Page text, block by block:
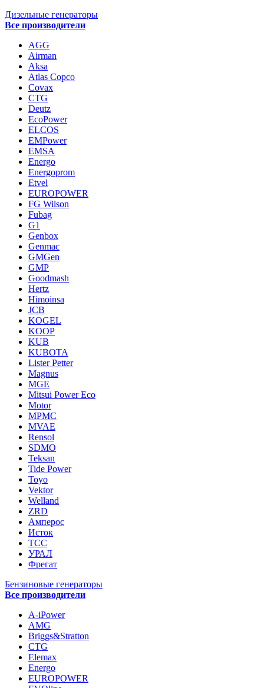
Дизельные генераторы
Все производители
AGG
Airman
Aksa
Atlas Copco
Covax
CTG
Deutz
EcoPower
ELCOS
EMPower
EMSA
Energo
Energoprom
Etvel
EUROPOWER
FG Wilson
Fubag
G1
Genbox
Genmac
GMGen
GMP
Goodmash
Hertz
Himoinsa
JCB
KOGEL
KOOP
KUB
KUBOTA
Lister Petter
Magnus
MGE
Mitsui Power Eco
Motor
MPMC
MVAE
Rensol
SDMO
Teksan
Tide Power
Toyo
Vektor
Welland
ZRD
Амперос
Исток
ТСС
УРАЛ
Фрегат
Бензиновые генераторы
Все производители
A-iPower
AMG
Briggs&Stratton
CTG
Elemax
Energo
EUROPOWER